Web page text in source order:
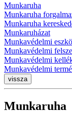
Munkaruha
Munkaruha
Munkaruha
Munkaruházat
Munkavédelmi
Munkavédelmi
Munkavédelmi
Munkavédelmi
vissza
Munkaruha